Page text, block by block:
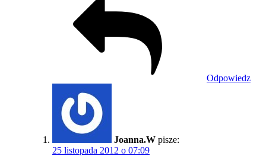
Odpowiedz
Joanna.W pisze:
25 listopada 2012 o 07:09